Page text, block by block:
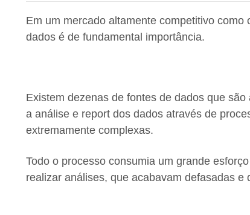
Em um mercado altamente competitivo
dados é de fundamental importância.
Existem dezenas de fontes de dados que
a análise e report dos dados através de
extremamente complexas.
Todo o processo consumia um grande
realizar análises, que acabavam defasadas